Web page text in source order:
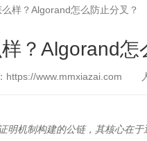
样？Algorand怎么防止分叉？
？Algorand怎
https://www.mmxiazai.com
明机制构建的公链，其核心在